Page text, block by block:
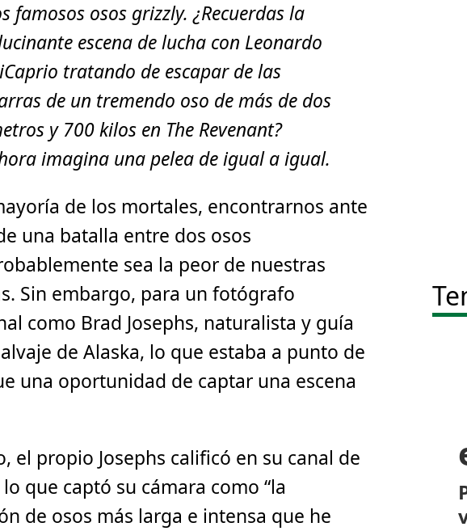
famosos osos grizzly. ¿Recuerdas la
escena de lucha con Leonardo
tratando de escapar de las
de un tremendo oso de más de dos
y 700 kilos en The Revenant?
imagina una pelea de igual a igual.
de los mortales, encontrarnos ante
una batalla entre dos osos
sea la peor de nuestras
Sin embargo, para un fotógrafo
como Brad Josephs, naturalista y guía
de Alaska, lo que estaba a punto de
una oportunidad de captar una escena
el propio Josephs calificó en su canal de
que captó su cámara como “la
de osos más larga e intensa que he